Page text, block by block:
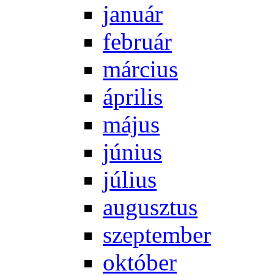
ja­nu­ár
feb­ru­ár
már­ci­us
áp­ri­lis
má­jus
jú­ni­us
jú­li­us
au­gusz­tus
szep­tem­ber
ok­tó­ber